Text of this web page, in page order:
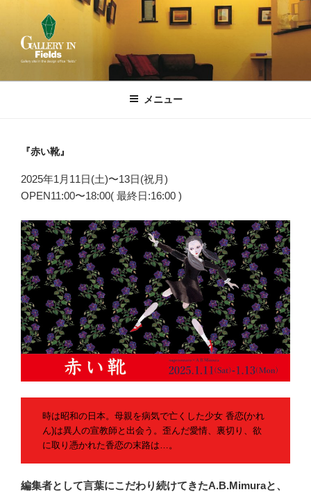
GALLERY IN FIELDS
Gallery site in the design office "fields"
メニュー
『赤い靴』
2025年1月11日(土)〜13日(祝月)
OPEN11:00〜18:00( 最終日:16:00 )
時は昭和の日本。母親を病気で亡くした少女 香恋(かれ
ん)は異人の宣教師と出会う。歪んだ愛情、裏切り、欲
に取り憑かれた香恋の末路は…。
編集者として言葉にこだわり続けてきたA.B.Mimuraと、